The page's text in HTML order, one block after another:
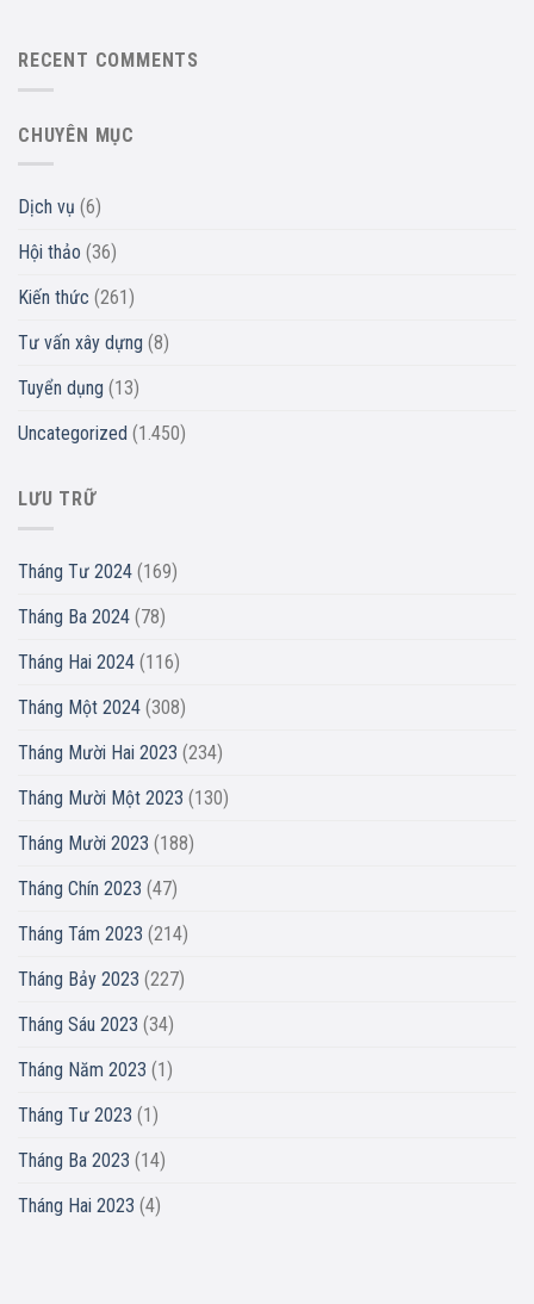
RECENT COMMENTS
CHUYÊN MỤC
Dịch vụ (6)
Hội thảo (36)
Kiến thức (261)
Tư vấn xây dựng (8)
Tuyển dụng (13)
Uncategorized (1.450)
LƯU TRỮ
Tháng Tư 2024 (169)
Tháng Ba 2024 (78)
Tháng Hai 2024 (116)
Tháng Một 2024 (308)
Tháng Mười Hai 2023 (234)
Tháng Mười Một 2023 (130)
Tháng Mười 2023 (188)
Tháng Chín 2023 (47)
Tháng Tám 2023 (214)
Tháng Bảy 2023 (227)
Tháng Sáu 2023 (34)
Tháng Năm 2023 (1)
Tháng Tư 2023 (1)
Tháng Ba 2023 (14)
Tháng Hai 2023 (4)